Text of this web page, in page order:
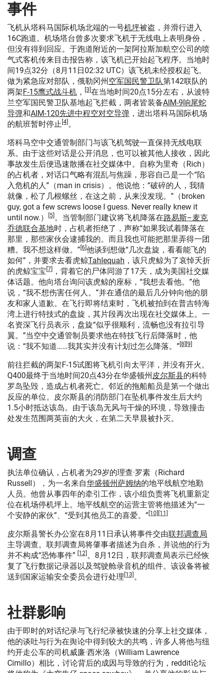
事件
飞机从塔科马国际机场北端的一号机坪被盗，并滑行进入
16C跑道。机场塔台曾多次要求飞机于无线电上表明身份，
但没有得到回应。于跑道附近的一架阿拉斯加航空公司的喷
气式客机传来目击报告称，该飞机已开始起飞程序。当地时
间19点32分（8月11日02:32 UTC）该飞机未经授权起飞。
做为紧急应对部队，俄勒冈州 空军国民警卫队第142联队的
两架F-15鹰式战斗机 ， [3]在当地时间20点15分左右，从波特
兰空军国民警卫队基地起飞拦截，两者皆装备AIM-9响尾蛇
导弹和AIM-120先进中程空对空导弹 ，进出塔科马国际机场
的航班暂时停止 [4]。
塔科马空中交通管制部门与该飞机驾驶一直保持无线电联
系。由于这些对话是公开消息，也可以被其他人接收，因此
事故发生后便迅速散播在社交媒体中。自称为里奇（Rich）
的占机者，对话口气略有混乱与焦躁，形容自己是一个“陷
入危机的人”（man in crisis）。他说他：“破碎的人，我猜
就像，松了几根螺丝，在这之前，从来没发现。”（broken
guy, got a few screws loose I guess. Never really knew it
until now.）
[5]。当管制部门建议将飞机降落在路易斯–麦克
乔德联合基地时，占机者拒绝了，声称“如果我试着降落在
那里，那些家伙会逮捕我的。而且我也可能把那里弄得一团
糟。我不想这样做。” [6]他谈到想做“几次盘旋，看看能飞的
如何”，并要求去看虎鲸Tahlequah ，该只虎鲸为了哀悼夭折
的虎鲸宝宝 [7] ，背着它的尸体同游了17天，成为美国社交媒
体话题。他向塔台询问该虎鲸的座标，“我想去看他。”他
说，“我不想伤害任何人。”并在通信的最后几分钟向他的朋
友和家人道歉。在飞行即将结束时，飞机被拍到在普吉特海
湾上进行特技式的盘旋，其片段再次出现在社交媒体上。一
名资深飞行员表示，盘旋“似乎很顺利，流畅也没有拉引导
翼。”当空中交通管制员要求他在特技飞行后降落时，他
说：“我不知道……我其实并没有计划过怎么降落。” [8] [9]
前往拦截的两架F-15试图将飞机引向太平洋，并没有开火。
Q400最终于当地时间20点43分在华盛顿州 皮尔斯县的科特
罗岛坠毁，造成占机者死亡。邻近的拖船船员是第一个做出
反应的单位。皮尔斯县的消防部门在坠机事件发生后大约
1.5小时抵达该岛。由于该岛无风与干燥的环境，导致撞击
处发生范围两英亩的大火，在第二天早晨被扑灭。
调查
执法单位确认，占机者为29岁的理查·罗素（Richard
Russell），为一名来自华盛顿州萨姆纳的地平线航空地勤
人员。他曾从事四年的牵引工作，该小组负责将飞机重新定
位在机场停机坪上。地平线航空的运营主管将他描述为“一
个安静的家伙”、“受到其他员工的喜爱。” [10] [11]
皮尔斯县警长办公室在8月11日承认将事件交由联邦调查局
主导调查。联邦调查局将肇事者描述为自杀，并说他的行为
并不构成“恐怖事件” [12]。8月12日，联邦调查局表示已经恢
复了飞行数据记录器以及驾驶舱录音机的组件。该设备将被
送到国家运输安全委员会进行处理 [13]。
社群影响
由于即时的对话纪录与飞行纪录被快速的分享上社交媒体，
他的谈吐与行为在舆论中得到较大的共鸣，许多人将他与纽
约开走公车的司机威廉·西米洛（William Lawrence
Cimillo）相比，讨论背后的成因与导致的行为，reddit论坛